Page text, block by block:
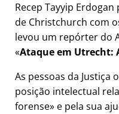
Recep Tayyip
de Christchurch com
levou um repórter do
Ataque em Utrecht:
As pessoas da Justiça
posição intelectual
forense e pela sua